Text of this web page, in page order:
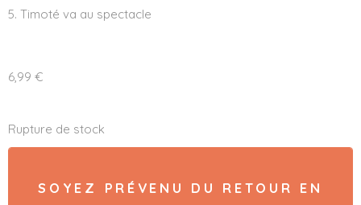
Timoté va au spectacle
6,99 €
Rupture de stock
SOYEZ PRÉVENU DU RETOUR EN